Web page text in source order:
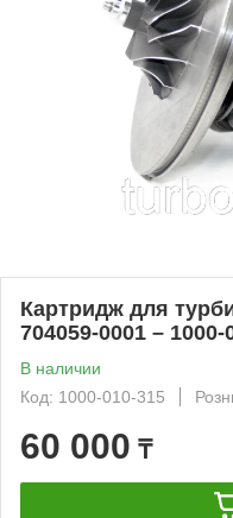
Картридж для
704059-0001 – 1000-
В наличии
Код: 1000-010-315
60 000 ₸